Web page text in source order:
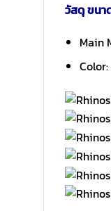
วัสดุ ขนา
Main